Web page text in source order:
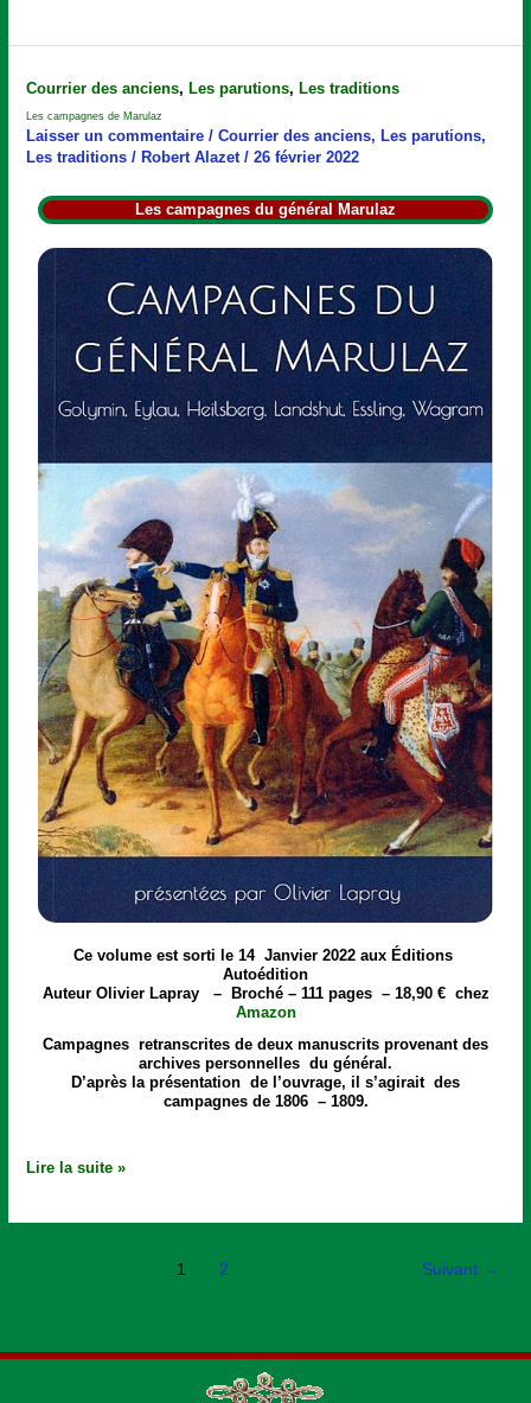
Courrier des anciens, Les parutions, Les traditions
Les campagnes de Marulaz
Laisser un commentaire /Courrier des anciens, Les parutions,
Les traditions / Robert Alazet/26 février 2022
Les campagnes du général Marulaz
Ce volume est sorti le 14 Janvier 2022 aux Éditions
Autoédition
Auteur Olivier Lapray – Broché – 111 pages – 18,90 € chez
Amazon
Campagnes retranscrites de deux manuscrits provenant des
archives personnelles du général.
D’après la présentation de l’ouvrage, il s’agirait des
campagnes de 1806 – 1809.
Les
de
Marulaz
Lire la suite »
1 2 Suivant →